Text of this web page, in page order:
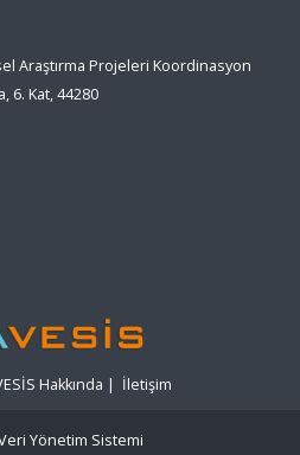
Araştırma Projeleri Koordinasyon
6. Kat, 44280
Hakkında | İletişim
Yönetim Sistemi